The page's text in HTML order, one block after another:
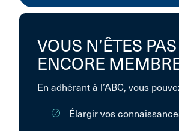
VOUS N’ÊTES PAS
ENCORE
En adhérant à l’ABC, vous
Élargir vos